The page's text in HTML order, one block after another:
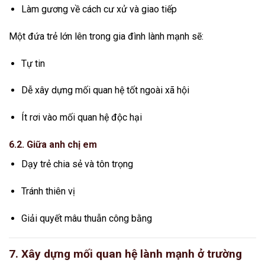
Làm gương về cách cư xử và giao tiếp
Một đứa trẻ lớn lên trong gia đình lành mạnh sẽ:
Tự tin
Dễ xây dựng mối quan hệ tốt ngoài xã hội
Ít rơi vào mối quan hệ độc hại
6.2. Giữa anh chị em
Dạy trẻ chia sẻ và tôn trọng
Tránh thiên vị
Giải quyết mâu thuẫn công bằng
7. Xây dựng mối quan hệ lành mạnh ở trường